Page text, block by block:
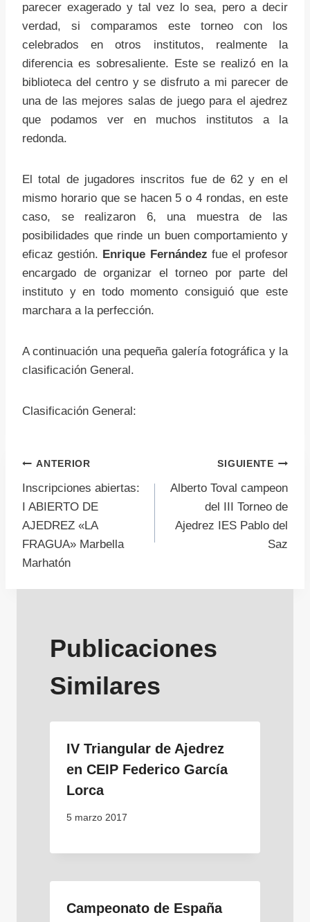
parecer exagerado y tal vez lo sea, pero a decir
verdad, si comparamos este torneo con los
celebrados en otros institutos, realmente la
diferencia es sobresaliente. Este se realizó en la
biblioteca del centro y se disfruto a mi parecer de
una de las mejores salas de juego para el ajedrez
que podamos ver en muchos institutos a la
redonda.
El total de jugadores inscritos fue de 62 y en el
mismo horario que se hacen 5 o 4 rondas, en este
caso, se realizaron 6, una muestra de las
posibilidades que rinde un buen comportamiento y
eficaz gestión. Enrique Fernández fue el profesor
encargado de organizar el torneo por parte del
instituto y en todo momento consiguió que este
marchara a la perfección.
A continuación una pequeña galería fotográfica y la
clasificación General.
Clasificación General:
Navegación
de
entradas
ANTERIOR
Inscripciones abiertas:
I ABIERTO DE
AJEDREZ «LA
FRAGUA» Marbella
Marhatón
SIGUIENTE
Alberto Toval campeon
del III Torneo de
Ajedrez IES Pablo del
Saz
Publicaciones
Similares
IV Triangular de Ajedrez
en CEIP Federico García
Lorca
5 marzo 2017
Campeonato de España